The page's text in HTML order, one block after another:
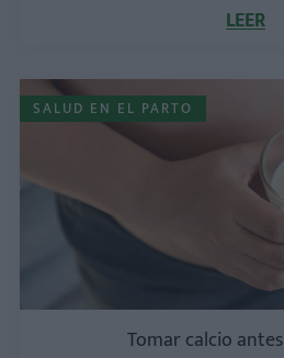
LEER
SALUD EN EL PARTO
Tomar calcio